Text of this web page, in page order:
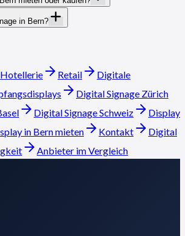
in Bern?
Hotellerie Retail
Digitale
Digital Signage Zürich
Digital Signage Schweiz
Display
in Bern mieten Kontakt
Digital
Anbieter im Vergleich